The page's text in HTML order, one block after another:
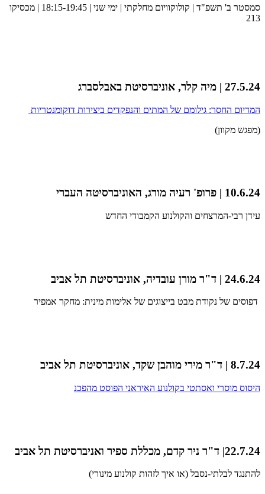
סמסטר ב' תשפ"ד | קולוקוויום מחלקתי | ימי שני | 18:15-19:45 | מכסיקו
213
27.5.24 | מיה קלר, אוניברסיטת באבלסברג
המדיום החסר: גילומם של המתים והנפקדים ביצירות דוקומנטריות
(מפגש מקוון)
10.6.24 | פרופ' רעיה מורג, האוניברסיטה העברי
עידן רבי-המרצחים והקולנוע הקמבודי החדש
24.6.24 | ד"ר מורן עובדיה, אוניברסיטת תל אביב
דפוסים של נקודת מבט בייצוגים של אלימות מינית: מחקר אמפיר
8.7.24 | ד"ר מירי מוהבן שקד, אוניברסיטת תל אביב
היסוס מוסרי ואסתטי בקולנוע האיראני הפוסט מהפכנ
22.7.24| ד"ר ניר קדם, מכללת ספיר ואניברסיטת תל אביב
להתנגד לבלתי-נסבל (או איך לזהות קולנוע מינורי)